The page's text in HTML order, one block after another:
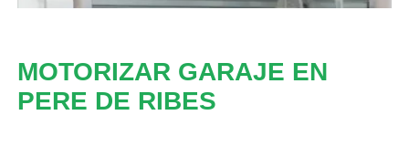
MOTORIZAR GARAJE EN
PERE DE RIBES